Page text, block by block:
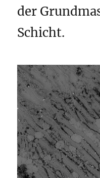
der
Schicht.